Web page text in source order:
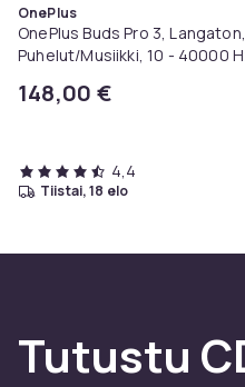
OnePlus
OnePlus Buds Pro 3, Langaton,
Puhelut/Musiikki, 10 - 40000
148,00 €
4,4
tiistai, 18 elo
Tutustu